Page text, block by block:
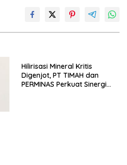
Hilirisasi Mineral Kritis
Digenjot, PT TIMAH dan
PERMINAS Perkuat Sinergi